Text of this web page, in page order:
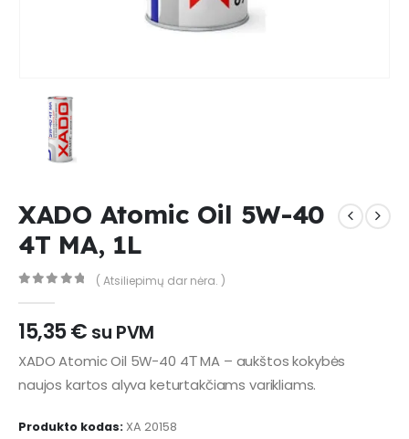
XADO Atomic Oil 5W-40
4T MA, 1L
( Atsiliepimų dar nėra. )
15,35€ su PVM
XADO Atomic Oil 5W-40 4Т MA – aukštos kokybės
naujos kartos alyva keturtakčiams varikliams.
Produkto kodas: XA 20158